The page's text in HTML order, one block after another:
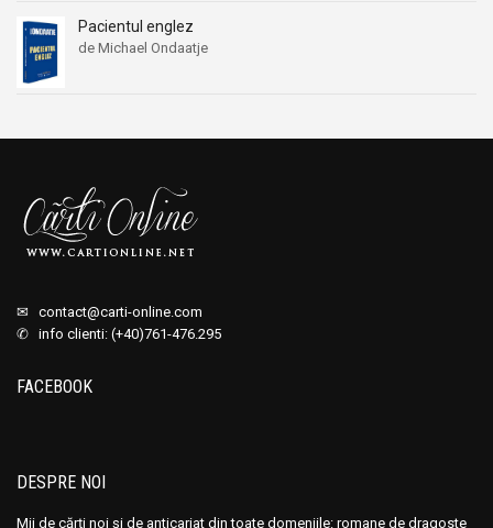
Pacientul englez
de Michael Ondaatje
✉ contact@carti-online.com
✆ info clienti: (+40)761-476.295
FACEBOOK
DESPRE NOI
Mii de cărți noi și de anticariat din toate domeniile: romane de dragoste